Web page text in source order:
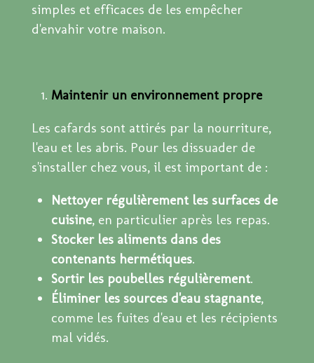
simples et efficaces de les empêcher
d'envahir votre maison.
Maintenir un environnement propre
Les cafards sont attirés par la nourriture,
l'eau et les abris. Pour les dissuader de
s'installer chez vous, il est important de :
Nettoyer régulièrement les surfaces de
cuisine, en particulier après les repas.
Stocker les aliments dans des
contenants hermétiques.
Sortir les poubelles régulièrement.
Éliminer les sources d'eau stagnante,
comme les fuites d'eau et les récipients
mal vidés.